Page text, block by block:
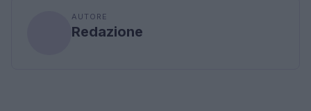
AUTORE
Redazione